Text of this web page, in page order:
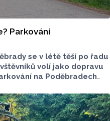
Parkování
se v létě těší po řadu
volí jako dopravu
na Poděbradech
stránka s názvem
parkovného, která
s parkováním